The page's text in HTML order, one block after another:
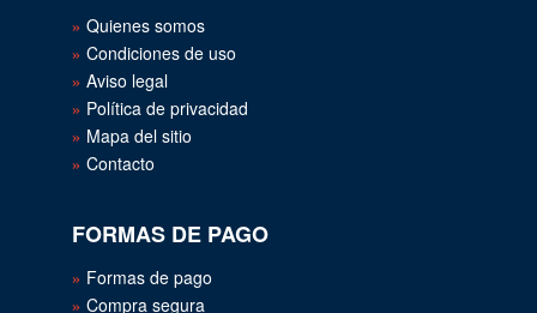
Quienes somos
Condiciones de uso
Aviso legal
Política de privacidad
Mapa del sitio
Contacto
FORMAS DE PAGO
Formas de pago
Compra segura